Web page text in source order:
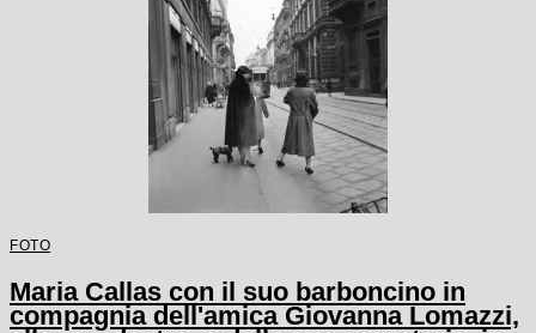
FOTO
Maria Callas con il suo barboncino in
compagnia dell'amica Giovanna Lomazzi,